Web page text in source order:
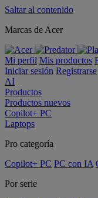
Saltar al contenido
Marcas de Acer
Mi perfil Mis productos
Iniciar sesión Registrarse
AI
Productos
Productos nuevos
Copilot+ PC
Laptops
Pro categoría
Copilot+ PC PC con IA
Por serie